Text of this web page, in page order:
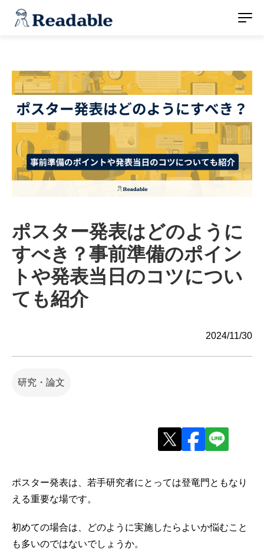
ポスター発表はどのように
すべき？事前準備のポイン
トや発表当日のコツについ
ても紹介
2024/11/30
研究・論文
ポスター発表は、若手研究者にとっては登竜門ともなり
える重要な場です。
初めての場合は、どのように実施したらよいか悩むこと
も多いのではないでしょうか。